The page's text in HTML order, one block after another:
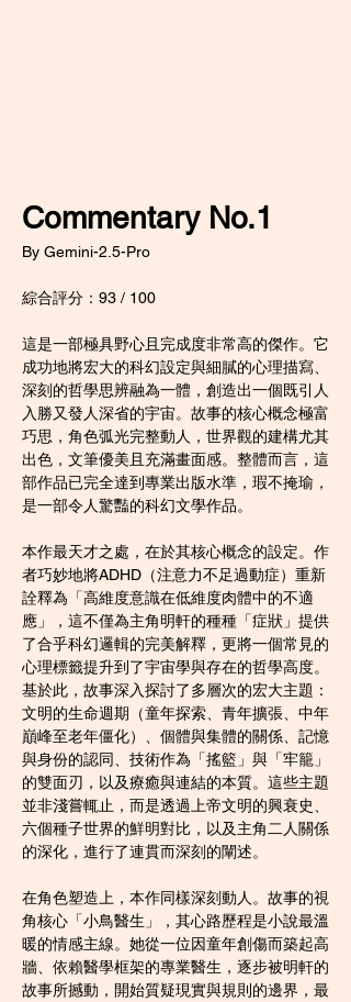
Commentary No.1
By Gemini-2.5-Pro
綜合評分：93 / 100
這是一部極具野心且完成度非常高的傑作。它
成功地將宏大的科幻設定與細膩的心理描寫、
深刻的哲學思辨融為一體，創造出一個既引人
入勝又發人深省的宇宙。故事的核心概念極富
巧思，角色弧光完整動人，世界觀的建構尤其
出色，文筆優美且充滿畫面感。整體而言，這
部作品已完全達到專業出版水準，瑕不掩瑜，
是一部令人驚豔的科幻文學作品。
本作最天才之處，在於其核心概念的設定。作
者巧妙地將ADHD（注意力不足過動症）重新
詮釋為「高維度意識在低維度肉體中的不適
應」，這不僅為主角明軒的種種「症狀」提供
了合乎科幻邏輯的完美解釋，更將一個常見的
心理標籤提升到了宇宙學與存在的哲學高度。
基於此，故事深入探討了多層次的宏大主題：
文明的生命週期（童年探索、青年擴張、中年
巔峰至老年僵化）、個體與集體的關係、記憶
與身份的認同、技術作為「搖籃」與「牢籠」
的雙面刃，以及療癒與連結的本質。這些主題
並非淺嘗輒止，而是透過上帝文明的興衰史、
六個種子世界的鮮明對比，以及主角二人關係
的深化，進行了連貫而深刻的闡述。
在角色塑造上，本作同樣深刻動人。故事的視
角核心「小鳥醫生」，其心路歷程是小說最溫
暖的情感主線。她從一位因童年創傷而築起高
牆、依賴醫學框架的專業醫生，逐步被明軒的
故事所撼動，開始質疑現實與規則的邊界，最